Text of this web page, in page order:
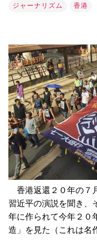
ジャーナリズム 香港
香港返還２０年の７
習近平の演説を聞き、
年に作られて今年２０
造」を見た（これは名